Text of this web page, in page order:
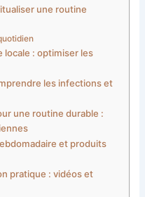
une routine
: optimiser les
les infections et
une routine durable :
et produits
pratique : vidéos et